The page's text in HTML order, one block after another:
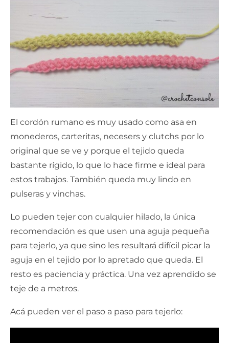
El cordón rumano es muy usado como asa en
monederos, carteritas, necesers y clutchs por lo
original que se ve y porque el tejido queda
bastante rígido, lo que lo hace firme e ideal para
estos trabajos. También queda muy lindo en
pulseras y vinchas.
Lo pueden tejer con cualquier hilado, la única
recomendación es que usen una aguja pequeña
para tejerlo, ya que sino les resultará difícil picar la
aguja en el tejido por lo apretado que queda. El
resto es paciencia y práctica. Una vez aprendido se
teje de a metros.
Acá pueden ver el paso a paso para tejerlo: